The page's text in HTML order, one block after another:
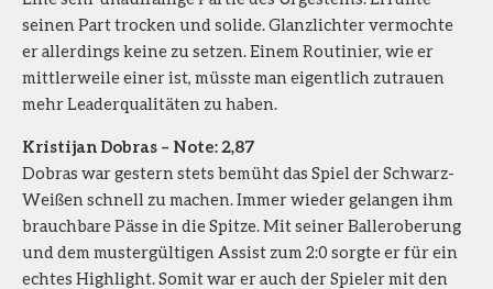
seinen Part trocken und solide. Glanzlichter vermochte
er allerdings keine zu setzen. Einem Routinier, wie er
mittlerweile einer ist, müsste man eigentlich zutrauen
mehr Leaderqualitäten zu haben.
Kristijan Dobras – Note: 2,87
Dobras war gestern stets bemüht das Spiel der Schwarz-
Weißen schnell zu machen. Immer wieder gelangen ihm
brauchbare Pässe in die Spitze. Mit seiner Balleroberung
und dem mustergültigen Assist zum 2:0 sorgte er für ein
echtes Highlight. Somit war er auch der Spieler mit den